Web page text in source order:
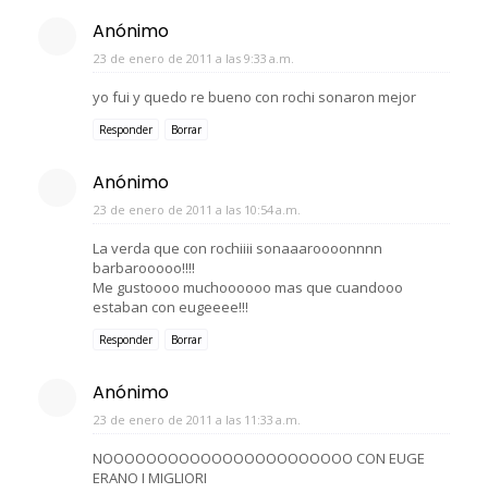
Anónimo
23 de enero de 2011 a las 9:33 a.m.
yo fui y quedo re bueno con rochi sonaron mejor
Responder Borrar
Anónimo
23 de enero de 2011 a las 10:54 a.m.
La verda que con rochiiii sonaaaroooonnnn
barbarooooo!!!!
Me gustoooo muchoooooo mas que cuandooo
estaban con eugeeee!!!
Responder Borrar
Anónimo
23 de enero de 2011 a las 11:33 a.m.
NOOOOOOOOOOOOOOOOOOOOOOO CON EUGE
ERANO I MIGLIORI